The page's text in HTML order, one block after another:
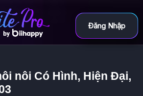
Đăng Nhập
nôi Có Hình, Hiện Đại,